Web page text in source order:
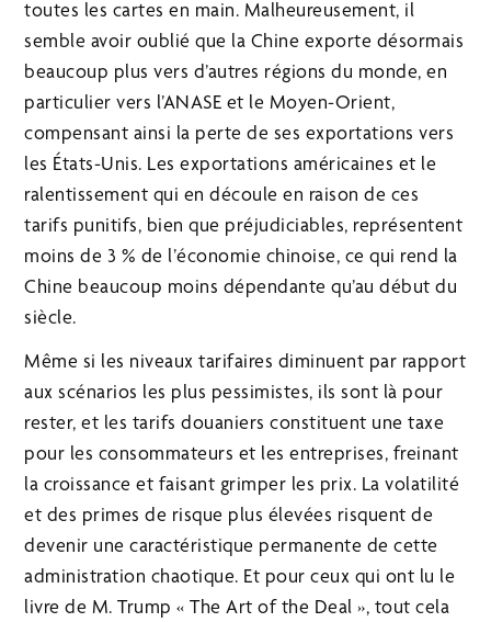
toutes les cartes en main. Malheureusement, il
semble avoir oublié que la Chine exporte désormais
beaucoup plus vers d’autres régions du monde, en
particulier vers l’ANASE et le Moyen-Orient,
compensant ainsi la perte de ses exportations vers
les États-Unis. Les exportations américaines et le
ralentissement qui en découle en raison de ces
tarifs punitifs, bien que préjudiciables, représentent
moins de 3 % de l’économie chinoise, ce qui rend la
Chine beaucoup moins dépendante qu’au début du
siècle.
Même si les niveaux tarifaires diminuent par rapport
aux scénarios les plus pessimistes, ils sont là pour
rester, et les tarifs douaniers constituent une taxe
pour les consommateurs et les entreprises, freinant
la croissance et faisant grimper les prix. La volatilité
et des primes de risque plus élevées risquent de
devenir une caractéristique permanente de cette
administration chaotique. Et pour ceux qui ont lu le
livre de M. Trump « The Art of the Deal », tout cela